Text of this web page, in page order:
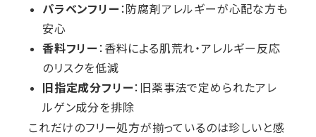
パラベンフリー ：防腐剤アレルギーが心配な方も
安心
香料フリー ：香料による肌荒れ・アレルギー反応
のリスクを低減
旧指定成分フリー：旧薬事法で定められたアレ
ルゲン成分を排除
これだけのフリー処方が揃っているのは珍しいと感